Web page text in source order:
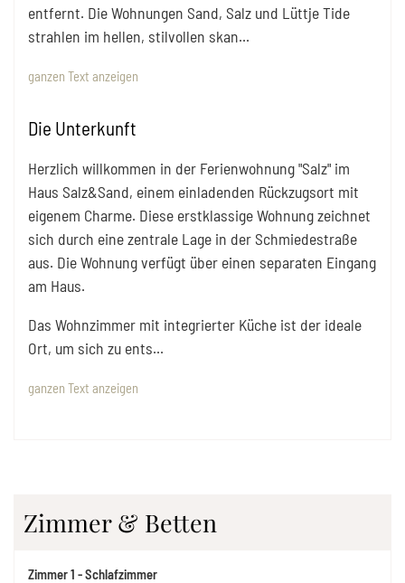
entfernt. Die Wohnungen Sand, Salz und Lüttje Tide
strahlen im hellen, stilvollen skan...
ganzen Text anzeigen
Die Unterkunft
Herzlich willkommen in der Ferienwohnung "Salz" im
Haus Salz&Sand, einem einladenden Rückzugsort mit
eigenem Charme. Diese erstklassige Wohnung zeichnet
sich durch eine zentrale Lage in der Schmiedestraße
aus. Die Wohnung verfügt über einen separaten Eingang
am Haus.
Das Wohnzimmer mit integrierter Küche ist der ideale
Ort, um sich zu ents...
ganzen Text anzeigen
Zimmer & Betten
Zimmer1 -Schlafzimmer